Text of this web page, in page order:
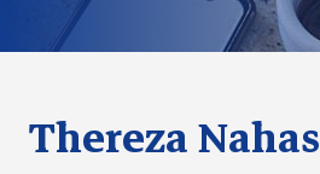
Thereza Nahas